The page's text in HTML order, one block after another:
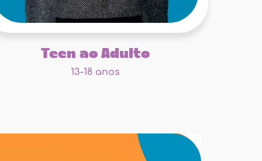
Teen ao Adulto
13-18 anos